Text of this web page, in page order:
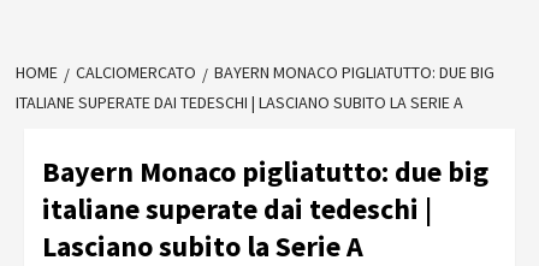
HOME CALCIOMERCATO
BAYERN MONACO PIGLIATUTTO: DUE BIG
ITALIANE SUPERATE DAI TEDESCHI | LASCIANO SUBITO LA SERIE A
Bayern Monaco pigliatutto: due big
italiane superate dai tedeschi |
Lasciano subito la Serie A